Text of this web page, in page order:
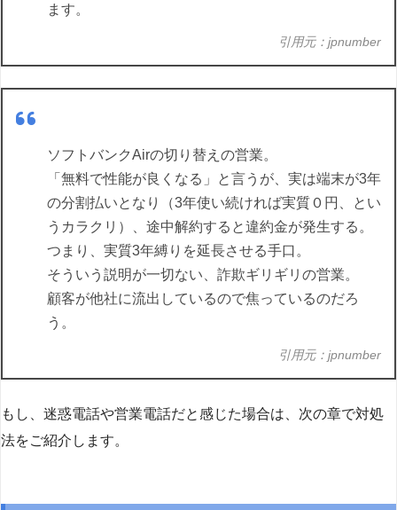
ます。
引用元：jpnumber
ソフトバンクAirの切り替えの営業。
「無料で性能が良くなる」と言うが、実は端末が3年
の分割払いとなり（3年使い続ければ実質０円、とい
うカラクリ）、途中解約すると違約金が発生する。
つまり、実質3年縛りを延長させる手口。
そういう説明が一切ない、詐欺ギリギリの営業。
顧客が他社に流出しているので焦っているのだろ
う。
引用元：jpnumber
もし、迷惑電話や営業電話だと感じた場合は、次の章で対処
法をご紹介します。